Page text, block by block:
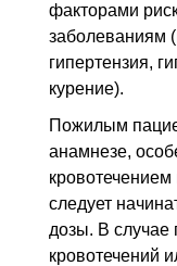
факторами
заболеваниям
гипертензия,
курение).
Пожилым
анамнезе,
следует
дозы. В случае
кровотечений